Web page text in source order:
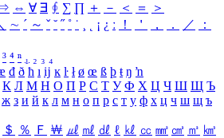
⇔ ∀ ∃ ∮ ∑ ∏ ＋ － ＜ ＝
＞
∼ ´ ～ ˇ ˘ ˝ ˚ ˙ ¸ ¡ ¿ ː ！ ＇ ， ． ／
：
³ ⁴ ⁿ ₁ ₂ ₃ ₄
đ ð ħ ı ĳ ĸ ŀ ł ø œ ß þ ŧ ŋ ŉ
К Л М Н О П Р С Т У Ф Х Ц Ч Ш Щ Ъ
ж з и й к л м н о п р с т у ф х ц ч ш щ ъ
＄ ％ Ｆ ￦ ㎕ ㎖ ㎗ ℓ ㎘ ㏄ ㎣ ㎤ ㎥ ㎦